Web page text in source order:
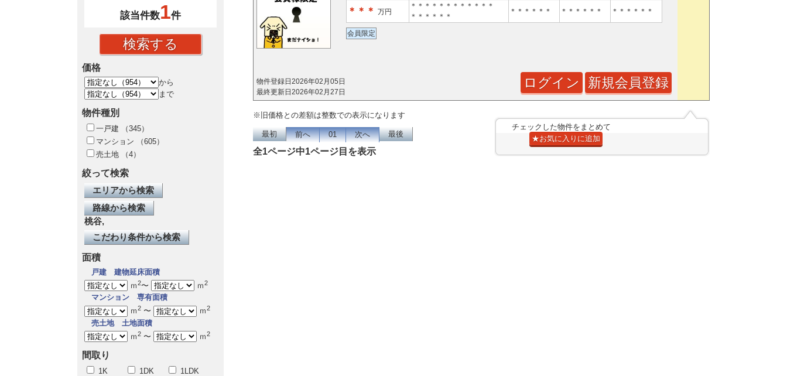
＊＊＊ 万円
＊＊＊＊＊＊＊＊＊＊＊＊
＊＊＊＊＊＊
＊＊＊＊＊＊ ＊＊＊＊＊＊ ＊＊＊＊＊＊
会員限定
ログイン 新規会員登録
物件登録日2026年02月05日
最終更新日2026年02月27日
チェックした物件をまとめて
★お気に入りに追加
※旧価格との差額は整数での表示になります
最初 前へ 01 次へ 最後
全1ページ中1ページ目を表示
該当件数1件
価格
から
まで
物件種別
一戸建 （345）
マンション （605）
売土地 （4）
絞って検索
エリアから検索
路線から検索
桃谷,
こだわり条件から検索
面積
戸建 建物延床面積
ｍ2〜 ｍ2
マンション 専有面積
ｍ2 〜 ｍ2
売土地土地面積
ｍ2 〜 ｍ2
間取り
1K 1DK
1LDK